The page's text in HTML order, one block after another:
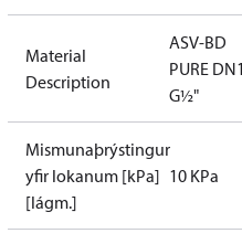
Material
Description
ASV-BD
PURE
G½"
Mismunaþrýstingur
yfir lokanum [kPa]
[lágm.]
10 KPa